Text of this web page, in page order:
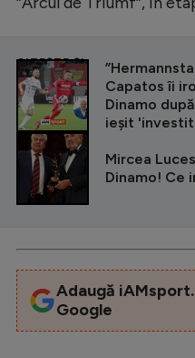
CITEȘTE ȘI
Capatos îi
Dinamo
ieșit
Mircea
Dinamo! Ce
Adaugă
Google